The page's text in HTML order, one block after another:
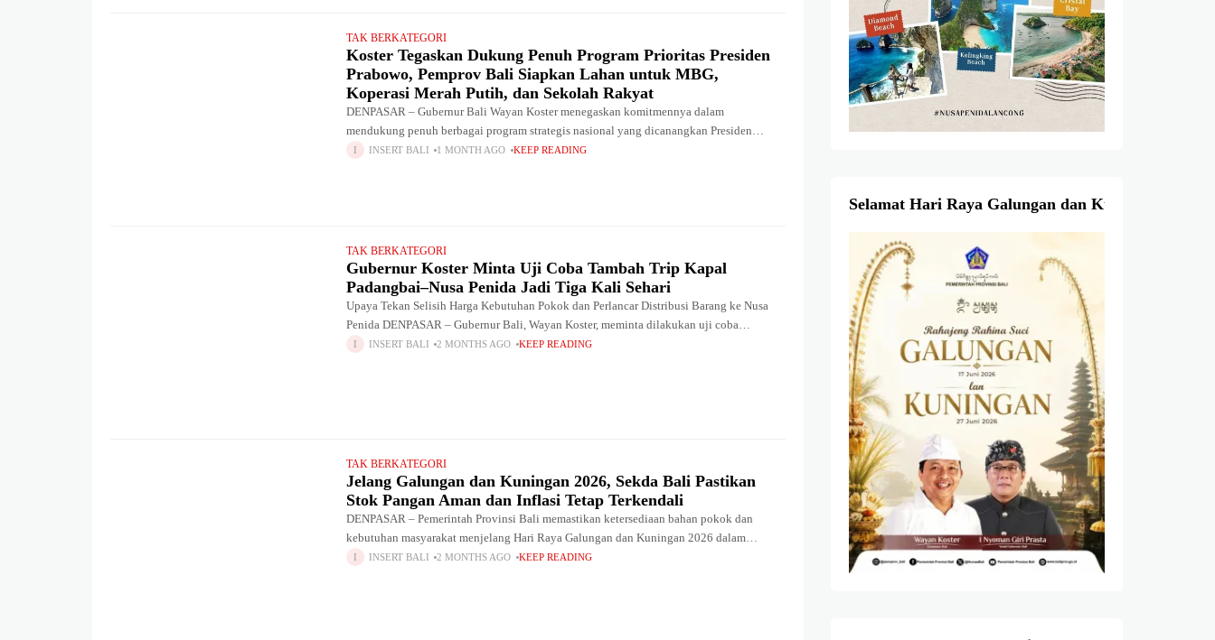
TAK BERKATEGORI
Koster Tegaskan Dukung Penuh Program Prioritas Presiden
Prabowo, Pemprov Bali Siapkan Lahan untuk MBG,
Koperasi Merah Putih, dan Sekolah Rakyat
DENPASAR – Gubernur Bali Wayan Koster menegaskan komitmennya dalam
mendukung penuh berbagai program strategis nasional yang dicanangkan Presiden
Republik Indonesia Prabowo Subianto. Dukungan tersebut tidak hanya disampaikan
INSERT BALI 1 MONTH AGO KEEP READING
TAK BERKATEGORI
Gubernur Koster Minta Uji Coba Tambah Trip Kapal
Padangbai–Nusa Penida Jadi Tiga Kali Sehari
Upaya Tekan Selisih Harga Kebutuhan Pokok dan Perlancar Distribusi Barang ke Nusa
Penida DENPASAR – Gubernur Bali, Wayan Koster, meminta dilakukan uji coba
penambahan frekuensi pelayaran lintas Padangbai–Nusa Penida dari
INSERT BALI 2 MONTHS AGO KEEP READING
TAK BERKATEGORI
Jelang Galungan dan Kuningan 2026, Sekda Bali Pastikan
Stok Pangan Aman dan Inflasi Tetap Terkendali
DENPASAR – Pemerintah Provinsi Bali memastikan ketersediaan bahan pokok dan
kebutuhan masyarakat menjelang Hari Raya Galungan dan Kuningan 2026 dalam
kondisi aman. Untuk menjaga stabilitas pasokan dan harga kebutuhan pokok,
INSERT BALI 2 MONTHS AGO KEEP READING
Selamat Hari Raya Galungan dan Kuningan